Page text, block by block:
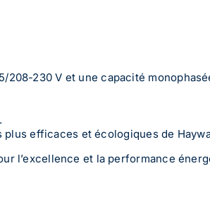
230 V et une capacité
plus efficaces et écologiques de
l’excellence et la performance